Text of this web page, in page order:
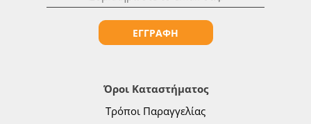
Όροι Καταστήματος
Τρόποι Παραγγελίας
ΕΓΓΡΑΦΗ